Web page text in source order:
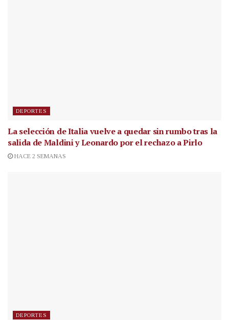
DEPORTES
La selección de Italia vuelve a quedar sin rumbo tras la
salida de Maldini y Leonardo por el rechazo a Pirlo
HACE 2 SEMANAS
DEPORTES